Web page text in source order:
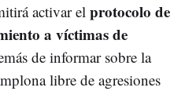
activar el protocolo de
a víctimas de
de informar sobre la
libre de agresiones